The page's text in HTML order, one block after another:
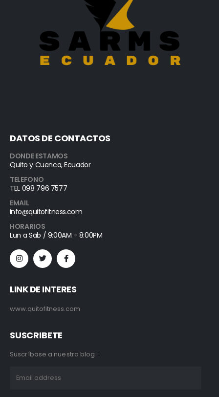
DATOS DE CONTACTOS
DONDE ESTAMOS
Quito y Cuenca, Ecuador
TELEFONO
TEL 098 796 7577
EMAIL
info@quitofitness.com
HORARIOS
Lun a Sab / 9:00AM - 8:00PM
LINK DE INTERES
www.quitofitness.com
SUSCRIBETE
Suscríbase a nuestro blog :